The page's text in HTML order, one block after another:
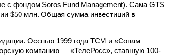
с фондом Soros Fund Management). Сама GTS
$50 млн. Общая сумма инвестиций в
Осенью 1999 года TCM и «Совам
компанию — «ТелеРосс», ставшую 100-